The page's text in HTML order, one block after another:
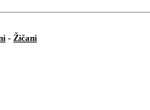
- Žičani